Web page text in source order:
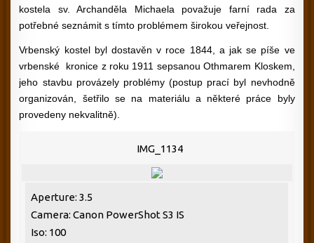
kostela sv. Archanděla Michaela považuje farní rada za
potřebné seznámit s tímto problémem širokou veřejnost.
Vrbenský kostel byl dostavěn v roce 1844, a jak se píše ve
vrbenské kronice z roku 1911 sepsanou Othmarem Kloskem,
jeho stavbu provázely problémy (postup prací byl nevhodně
organizován, šetřilo se na materiálu a některé práce byly
provedeny nekvalitně).
IMG_1134
Aperture: 3.5
Camera: Canon PowerShot S3 IS
Iso: 100